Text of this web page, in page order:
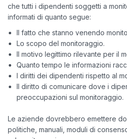
che tutti i dipendenti soggetti a
Il fatto che stanno venendo
Lo scopo del monitoraggio.
Il motivo legittimo rilevante per il
Quanto tempo le informazioni
I diritti dei dipendenti rispetto al
Il diritto di comunicare dove i
preoccupazioni sul monitoraggio.
Le aziende dovrebbero emettere
politiche, manuali, moduli di